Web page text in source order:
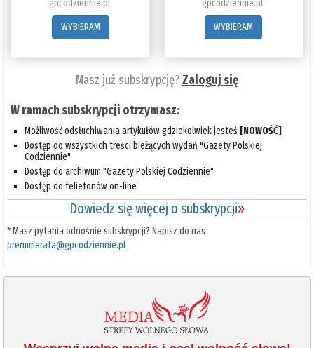
gpcodziennie.pl.
WYBIERAM
gpcodziennie.pl.
WYBIERAM
Masz już subskrypcję?Zaloguj się
W ramach subskrypcji otrzymasz:
Możliwość odsłuchiwania artykułów gdziekolwiek jesteś [NOWOŚĆ]
Dostęp do wszystkich treści bieżących wydań "Gazety Polskiej
Codziennie"
Dostęp do archiwum "Gazety Polskiej Codziennie"
Dostęp do felietonów on-line
Dowiedz się więcej o subskrypcji»
*Masz pytania odnośnie subskrypcji? Napisz do nas
prenumerata@gpcodziennie.pl